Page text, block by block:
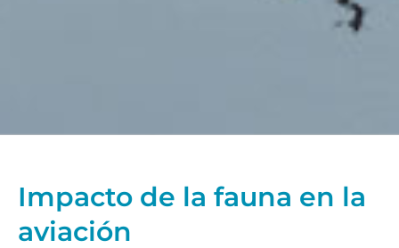
Impacto de la fauna en la
aviación